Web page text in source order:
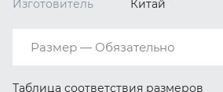
Изготовитель
Китай
Размер — Обязательно
Таблица соответствия размеров